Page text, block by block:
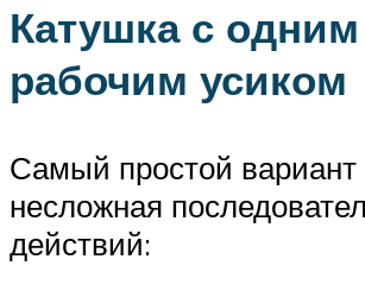
Катушка с одним
рабочим усиком
Самый простой вариант
несложная
действий: